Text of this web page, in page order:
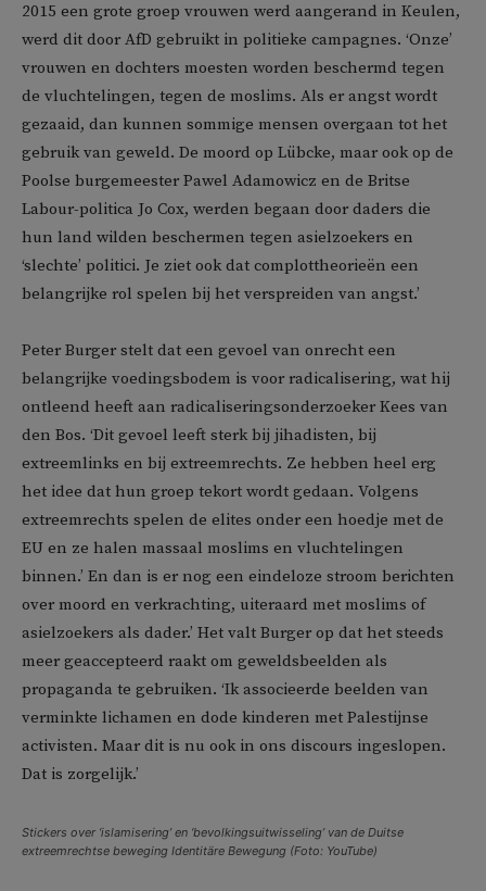
2015 een grote groep vrouwen werd aangerand in Keulen,
werd dit door AfD gebruikt in politieke campagnes. ‘Onze’
vrouwen en dochters moesten worden beschermd tegen
de vluchtelingen, tegen de moslims. Als er angst wordt
gezaaid, dan kunnen sommige mensen overgaan tot het
gebruik van geweld. De moord op Lübcke, maar ook op de
Poolse burgemeester Pawel Adamowicz en de Britse
Labour-politica Jo Cox, werden begaan door daders die
hun land wilden beschermen tegen asielzoekers en
‘slechte’ politici. Je ziet ook dat complottheorieën een
belangrijke rol spelen bij het verspreiden van angst.’
Peter Burger stelt dat een gevoel van onrecht een
belangrijke voedingsbodem is voor radicalisering, wat hij
ontleend heeft aan radicaliseringsonderzoeker Kees van
den Bos. ‘Dit gevoel leeft sterk bij jihadisten, bij
extreemlinks en bij extreemrechts. Ze hebben heel erg
het idee dat hun groep tekort wordt gedaan. Volgens
extreemrechts spelen de elites onder een hoedje met de
EU en ze halen massaal moslims en vluchtelingen
binnen.’ En dan is er nog een eindeloze stroom berichten
over moord en verkrachting, uiteraard met moslims of
asielzoekers als dader.’ Het valt Burger op dat het steeds
meer geaccepteerd raakt om geweldsbeelden als
propaganda te gebruiken. ‘Ik associeerde beelden van
verminkte lichamen en dode kinderen met Palestijnse
activisten. Maar dit is nu ook in ons discours ingeslopen.
Dat is zorgelijk.’
Stickers over ‘islamisering’ en ‘bevolkingsuitwisseling’ van de Duitse
extreemrechtse beweging Identitäre Bewegung (Foto: YouTube)